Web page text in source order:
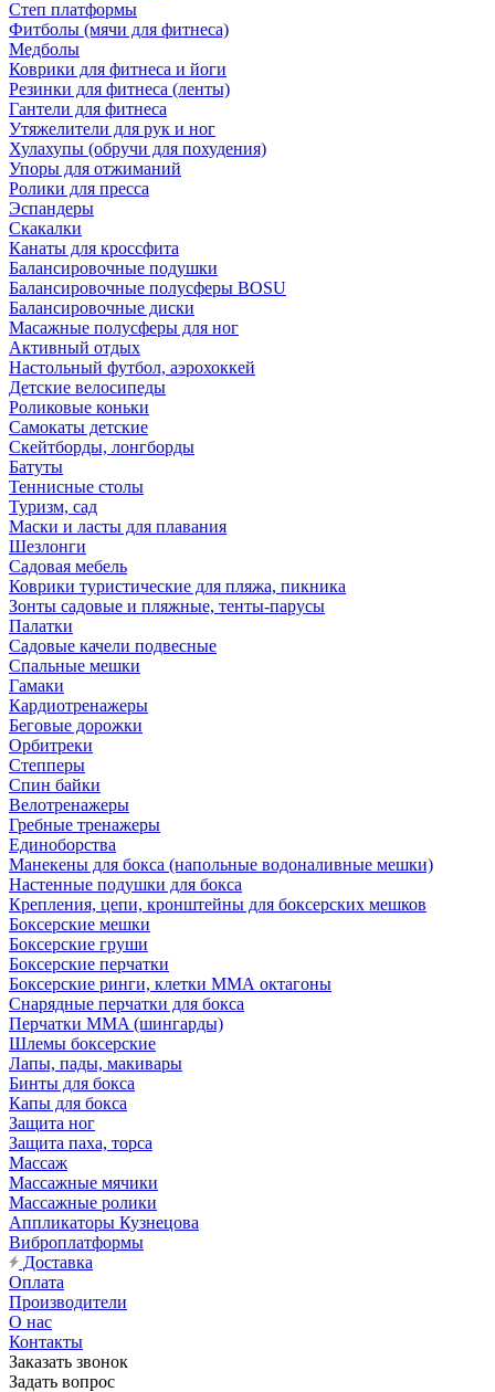
Степ платформы
Фитболы (мячи для фитнеса)
Медболы
Коврики для фитнеса и йоги
Резинки для фитнеса (ленты)
Гантели для фитнеса
Утяжелители для рук и ног
Хулахупы (обручи для похудения)
Упоры для отжиманий
Ролики для пресса
Эспандеры
Скакалки
Канаты для кроссфита
Балансировочные подушки
Балансировочные полусферы BOSU
Балансировочные диски
Масажные полусферы для ног
Активный отдых
Настольный футбол, аэрохоккей
Детские велосипеды
Роликовые коньки
Самокаты детские
Скейтборды, лонгборды
Батуты
Теннисные столы
Туризм, сад
Маски и ласты для плавания
Шезлонги
Садовая мебель
Коврики туристические для пляжа, пикника
Зонты садовые и пляжные, тенты-парусы
Палатки
Садовые качели подвесные
Спальные мешки
Гамаки
Кардиотренажеры
Беговые дорожки
Орбитреки
Степперы
Спин байки
Велотренажеры
Гребные тренажеры
Единоборства
Манекены для бокса (напольные водоналивные мешки)
Настенные подушки для бокса
Крепления, цепи, кронштейны для боксерских мешков
Боксерские мешки
Боксерские груши
Боксерские перчатки
Боксерские ринги, клетки ММА октагоны
Снарядные перчатки для бокса
Перчатки MMA (шингарды)
Шлемы боксерские
Лапы, пады, макивары
Бинты для бокса
Капы для бокса
Защита ног
Защита паха, торса
Массаж
Массажные мячики
Массажные ролики
Аппликаторы Кузнецова
Виброплатформы
Доставка
Оплата
Производители
О нас
Контакты
Заказать звонок
Задать вопрос